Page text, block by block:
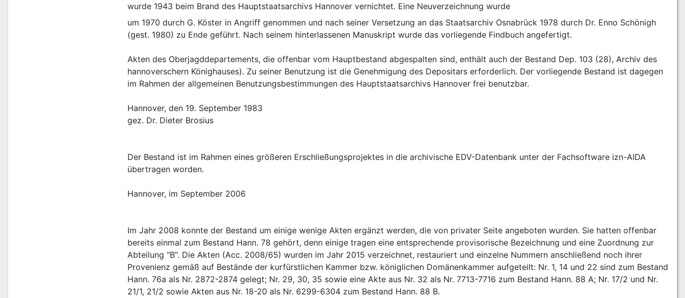
wurde 1943 beim Brand des Hauptstaatsarchivs Hannover vernichtet. Eine Neuverzeichnung wurde
um 1970 durch G. Köster in Angriff genommen und nach seiner Versetzung an das Staatsarchiv Osnabrück 1978 durch Dr. Enno Schönigh
(gest. 1980) zu Ende geführt. Nach seinem hinterlassenen Manuskript wurde das vorliegende Findbuch angefertigt.
Akten des Oberjagddepartements, die offenbar vom Hauptbestand abgespalten sind, enthält auch der Bestand Dep. 103 (28), Archiv des
hannoverschern Könighauses). Zu seiner Benutzung ist die Genehmigung des Depositars erforderlich. Der vorliegende Bestand ist dagegen
im Rahmen der allgemeinen Benutzungsbestimmungen des Hauptstaatsarchivs Hannover frei benutzbar.
Hannover, den 19. September 1983
gez. Dr. Dieter Brosius
Der Bestand ist im Rahmen eines größeren Erschließungsprojektes in die archivische EDV-Datenbank unter der Fachsoftware izn-AIDA
übertragen worden.
Hannover, im September 2006
Im Jahr 2008 konnte der Bestand um einige wenige Akten ergänzt werden, die von privater Seite angeboten wurden. Sie hatten offenbar
bereits einmal zum Bestand Hann. 78 gehört, denn einige tragen eine entsprechende provisorische Bezeichnung und eine Zuordnung zur
Abteilung "B". Die Akten (Acc. 2008/65) wurden im Jahr 2015 verzeichnet, restauriert und einzelne Nummern anschließend noch ihrer
Provenienz gemäß auf Bestände der kurfürstlichen Kammer bzw. königlichen Domänenkammer aufgeteilt: Nr. 1, 14 und 22 sind zum Bestand
Hann. 76a als Nr. 2872-2874 gelegt; Nr. 29, 30, 35 sowie eine Akte aus Nr. 32 als Nr. 7713-7716 zum Bestand Hann. 88 A; Nr. 17/2 und Nr.
21/1, 21/2 sowie Akten aus Nr. 18-20 als Nr. 6299-6304 zum Bestand Hann. 88 B.